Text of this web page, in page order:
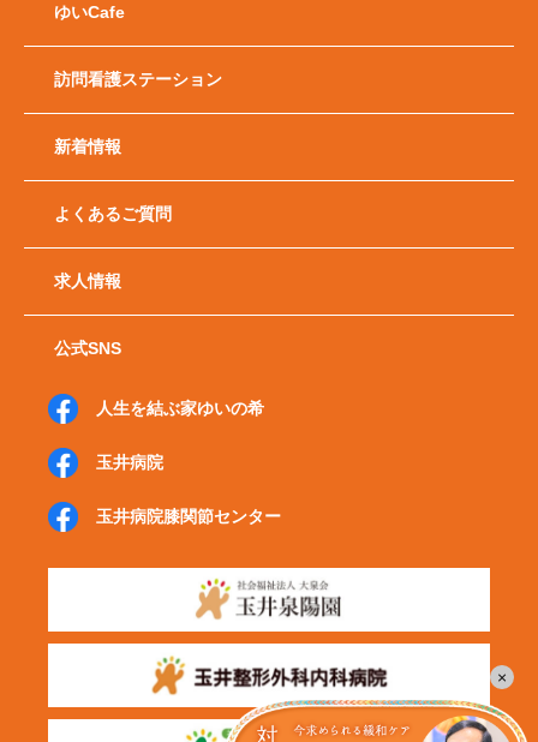
ゆいCafe
訪問看護ステーション
新着情報
よくあるご質問
求人情報
公式SNS
人生を結ぶ家ゆいの希
玉井病院
玉井病院膝関節センター
×